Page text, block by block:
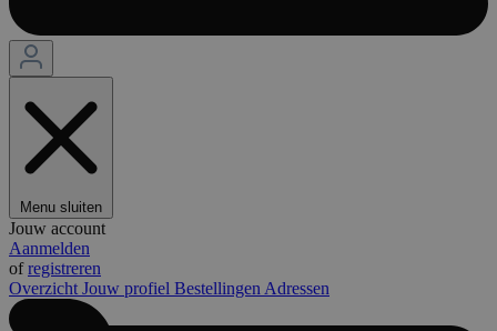
Menu sluiten
Jouw account
Aanmelden
ofregistreren
Overzicht Jouw profiel Bestellingen Adressen